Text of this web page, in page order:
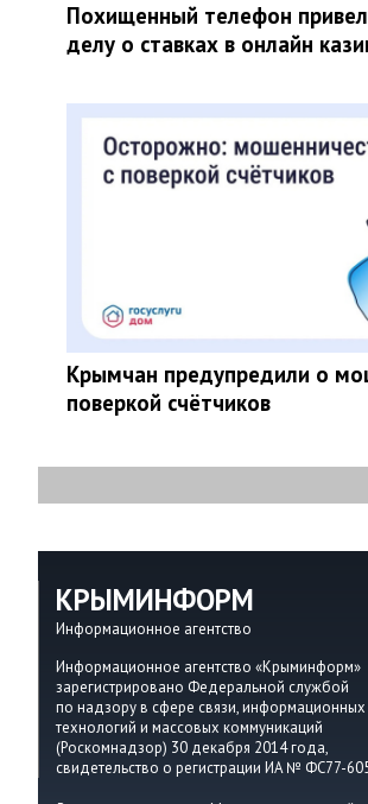
Похищенный телефон
делу о ставках в онлайн
Крымчан предупредили о
поверкой счётчиков
КРЫМИНФОРМ
Информационное агентство
Информационное агентство «Крыминформ»
зарегистрировано Федеральной службой
по надзору в сфере связи, информационных
технологий и массовых коммуникаций
(Роскомнадзор) 30 декабря 2014 года,
свидетельство о регистрации ИА № ФС77-